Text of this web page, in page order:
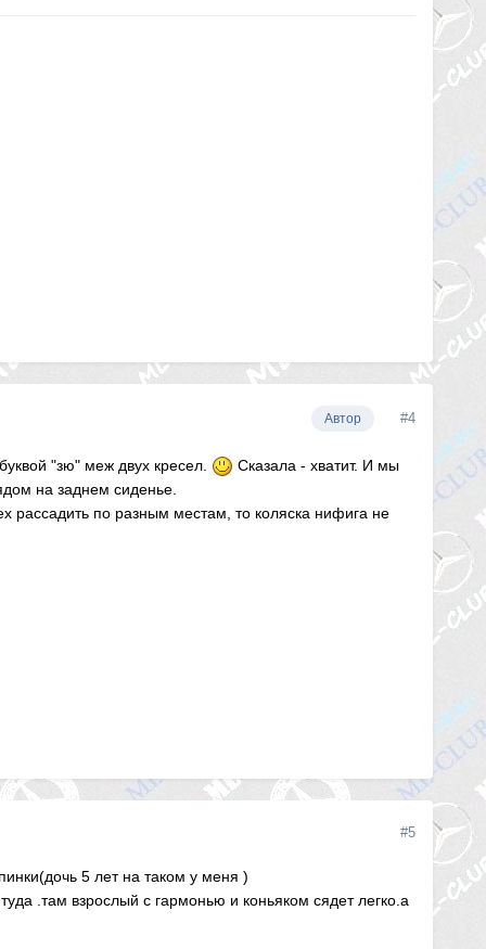
Автор #4
"зю" меж двух кресел.
Сказала - хватит. И мы
на заднем сиденье.
по разным местам, то коляска нифига не
#5
5 лет на таком у меня )
.там взрослый с гармонью и коньяком сядет легко.а